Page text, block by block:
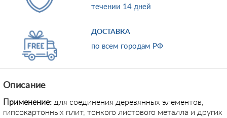
течении 14 дней
ДОСТАВКА
по всем городам РФ
Описание
Применение: для соединения деревянных элементов,
гипсокартонных плит, тонкого листового металла и других